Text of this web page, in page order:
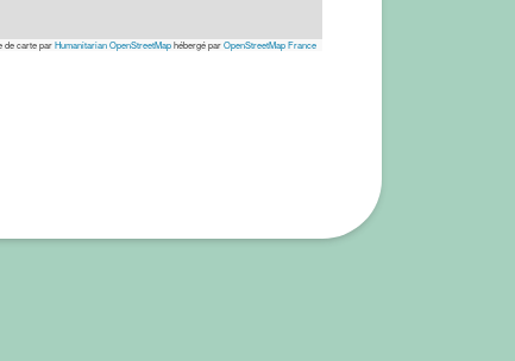
de carte parHumanitarian OpenStreetMaphébergé parOpenStreetMap France